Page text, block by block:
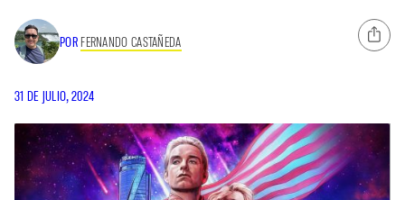
POR FERNANDO CASTAÑEDA
31 DE JULIO, 2024